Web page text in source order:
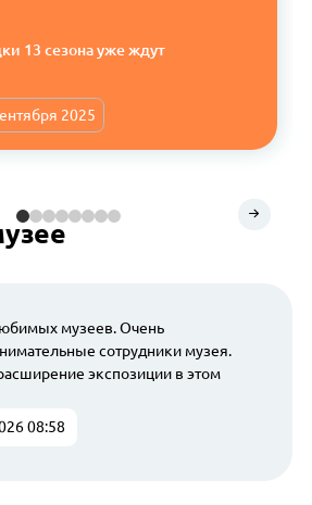
13 сезона уже ждут
2025
музеев. Очень
сотрудники музея.
экспозиции в этом
08:58